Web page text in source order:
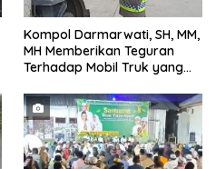
Kompol Darmarwati, SH, MM,
MH Memberikan Teguran
Terhadap Mobil Truk yang
Tanggerang Kota